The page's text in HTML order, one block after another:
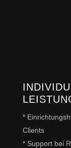
*
Clients
* Support bei